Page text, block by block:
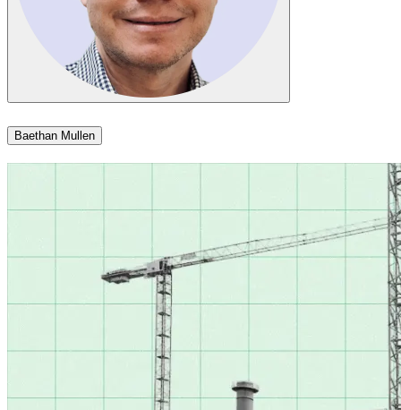
Baethan Mullen​​​​‌ ‍ ​‍​‍‌‍ ‌ ​‍‌‍‍‌‌‍‌ ‌‍‍‌‌‍ ‍​‍​‍​ ‍‍​‍​‍‌ ​ ‌‍​‌‌‍ ‍‌‍‍‌‌ ‌​‌ ‍‌​‍ ‍‌‍‍‌‌‍ ​‍​‍​‍ ​​‍​‍‌‍‍​‌ ​‍‌‍‌‌‌‍‌‍​‍​‍​ ‍‍​‍​‍‌‍‍​‌ ‌​‌ ‌​‌ ​​​ ‍‍​‍ ​‍ ‌‍ ​‌‍ ‌‍​ ‌‍​‌‌‍ ​‌‍‍​‌‍ ‌ ​ ‌ ‌​​ ‍‍​ ​ ​ ​ ​ ​ ​ ​ ​‍ ‌‍‍‌‌‍ ‍‌ ‌​‌‍‌‌‌‍ ‍‌ ‌​​‍ ‌‍‌‌‌‍‌​‌‍‍‌‌ ‌​​‍ ‌‍ ‌‌‍ ‌‍‌​‌‍‌‌​ ‌‌ ​​‌ ​‍‌‍‌‌‌ ​ ‌‍‌‌‌‍ ‍‌ ‌​‌‍​‌‌ ‌​‌‍‍‌‌‍ ‌‍ ‍​ ‍ ‌‍‍‌‌‍‌​​ ‌​ ​‍‌‍​‍​ ‌​​ ​‌​ ​‍‌‍​‍‌‍​‌‌‍​‌​‍ ‌​ ‍​​ ​​​ ‍‌​ ​‍​‍ ‌​ ‌​‌‍​‍​ ‍​​ ‌ ​‍ ‌‌‍​‍‌‍‌​‌‍‌‌​ ‌‌​‍ ‌​ ​ ‌‍‌​‌‍​‌​ ‌​​ ‌‌​ ​‍​ ‍​​ ‍‌​ ‍‌​ ​ ​ ​ ​ ‍‌​ ‍ ‌ ‌​‌ ‍‌‌ ​​‌‍‌‌​ ‌‌‍​‌‌ ‌‌‌ ‌​‌‍‍​‌‍ ‌ ​‍​ ‍ ‌ ​​‌‍​‌‌ ‌​‌‍‍​​ ‌‌‍ ‍‌‍​‌‌‍ ‌‌‍‌‌​ ‌‍​‍‌‍​‌‌ ​ ‌‍‌‌‌‌‌‌‌ ​‍‌‍ ​​ ‌‌‍‍​‌ ‌​‌ ‌​‌ ​​​‍‌‌​ ​ ‌​​‌​‍‌‌​ ​‍‌​‌‍​‍‌‌​ ​‍‌​‌‍‌‍ ​‌‍ ‌‍​ ‌‍​‌‌‍ ​‌‍‍​‌‍ ‌ ​ ‌ ‌​​‍‌‌​ ​ ‌​​‌​ ​ ​ ​ ​ ​ ​ ​ ​‍‌‍‌‍‍‌‌‍‌​​ ‌​ ​‍‌‍​‍​ ‌​​ ​‌​ ​‍‌‍​‍‌‍​‌‌‍​‌​‍ ‌​ ‍​​ ​​​ ‍‌​ ​‍​‍ ‌​ ‌​‌‍​‍​ ‍​​ ‌ ​‍ ‌‌‍​‍‌‍‌​‌‍‌‌​ ‌‌​‍ ‌​ ​ ‌‍‌​‌‍​‌​ ‌​​ ‌‌​ ​‍​ ‍​​ ‍‌​ ‍‌​ ​ ​ ​ ​ ‍‌​‍‌‍‌ ‌​‌ ‍‌‌ ​​‌‍‌‌​ ‌‌‍​‌‌ ‌‌‌ ‌​‌‍‍​‌‍ ‌ ​‍​‍‌‍‌ ​​‌‍​‌‌ ‌​‌‍‍​​ ‌‌‍ ‍‌‍​‌‌‍ ‌‌‍‌‌​‍‌‍‌ ​​‌‍‌‌‌ ​‍‌ ​ ‌ ​​‌‍‌‌‌‍​ ‌ ‌​‌‍‍‌‌ ‌‍‌‍‌‌​ ‌‌ ​​‌ ‌‌‌‍​‍‌‍ ​‌‍‍‌‌ ​ ‌‍‍​‌‍‌‌‌‍‌​​‍​‍‌ ‌